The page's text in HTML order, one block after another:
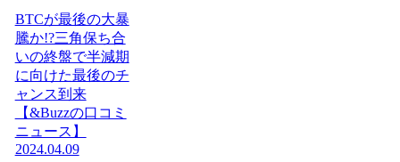
BTCが最後の大暴
騰か!?三角保ち合
いの終盤で半減期
に向けた最後のチ
ャンス到来
【&Buzzの口コミ
ニュース】
2024.04.09